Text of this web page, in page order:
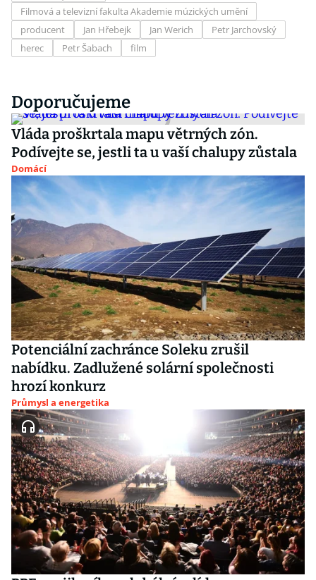
Filmová a televizní fakulta Akademie múzických umění
producent
Jan Hřebejk Jan Werich
Petr Jarchovský
herec
Petr Šabach film
Doporučujeme
Vláda proškrtala mapu větrných zón.
Podívejte se, jestli ta u vaší chalupy zůstala
Domácí
Potenciální zachránce Soleku zrušil
nabídku. Zadlužené solární společnosti
hrozí konkurz
Průmysl a energetika